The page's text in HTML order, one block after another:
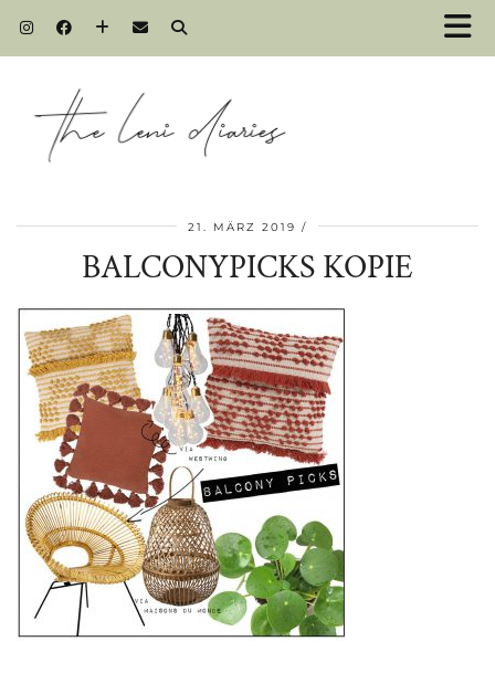
21. MÄRZ 2019
BALCONYPICKS KOPIE